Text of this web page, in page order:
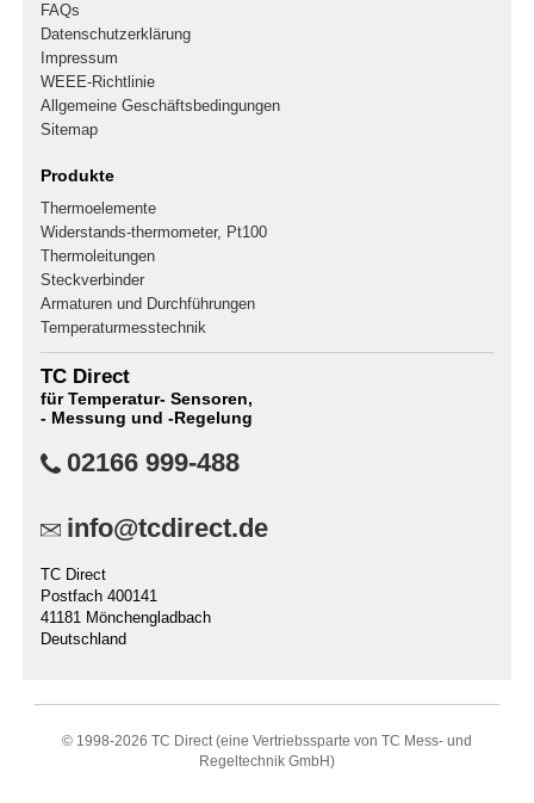
FAQs
Datenschutzerklärung
Impressum
WEEE-Richtlinie
Allgemeine Geschäftsbedingungen
Sitemap
Produkte
Thermoelemente
Widerstands-thermometer, Pt100
Thermoleitungen
Steckverbinder
Armaturen und Durchführungen
Temperaturmesstechnik
TC Direct
für Temperatur- Sensoren,
- Messung und -Regelung
02166 999-488
info@tcdirect.de
TC Direct
Postfach 400141
41181 Mönchengladbach
Deutschland
© 1998-2026 TC Direct (eine Vertriebssparte von TC Mess- und
Regeltechnik GmbH)